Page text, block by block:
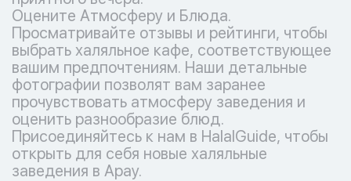
Оцените Атмосферу и Блюда.
Просматривайте отзывы и рейтинги, чтобы
выбрать халяльное кафе, соответствующее
вашим предпочтениям. Наши детальные
фотографии позволят вам заранее
прочувствовать атмосферу заведения и
оценить разнообразие блюд.
Присоединяйтесь к нам в HalalGuide, чтобы
открыть для себя новые халяльные
заведения в Арау.